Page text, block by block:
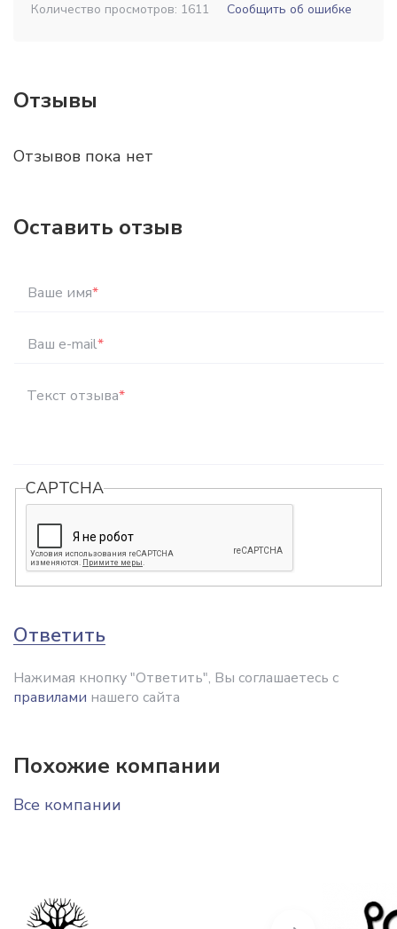
Количество просмотров: 1611
Сообщить об ошибке
Отзывы
Отзывов пока нет
Оставить отзыв
Ваше имя*
Ваш e-mail*
Текст отзыва*
CAPTCHA
Ответить
Нажимая кнопку "Ответить", Вы соглашаетесь с
правилами нашего сайта
Похожие компании
Все компании